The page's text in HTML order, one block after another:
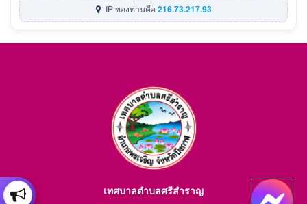
IP ของท่านคือ216.73.217.93
เทศบาลตำบลศรีสำราญ